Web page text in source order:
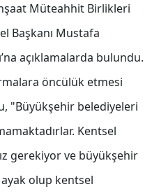
Müteahhit Birlikleri
Başkanı Mustafa
açıklamalarda bulundu.
öncülük etmesi
"Büyükşehir belediyeleri
Kentsel
gerekiyor ve büyükşehir
olup kentsel